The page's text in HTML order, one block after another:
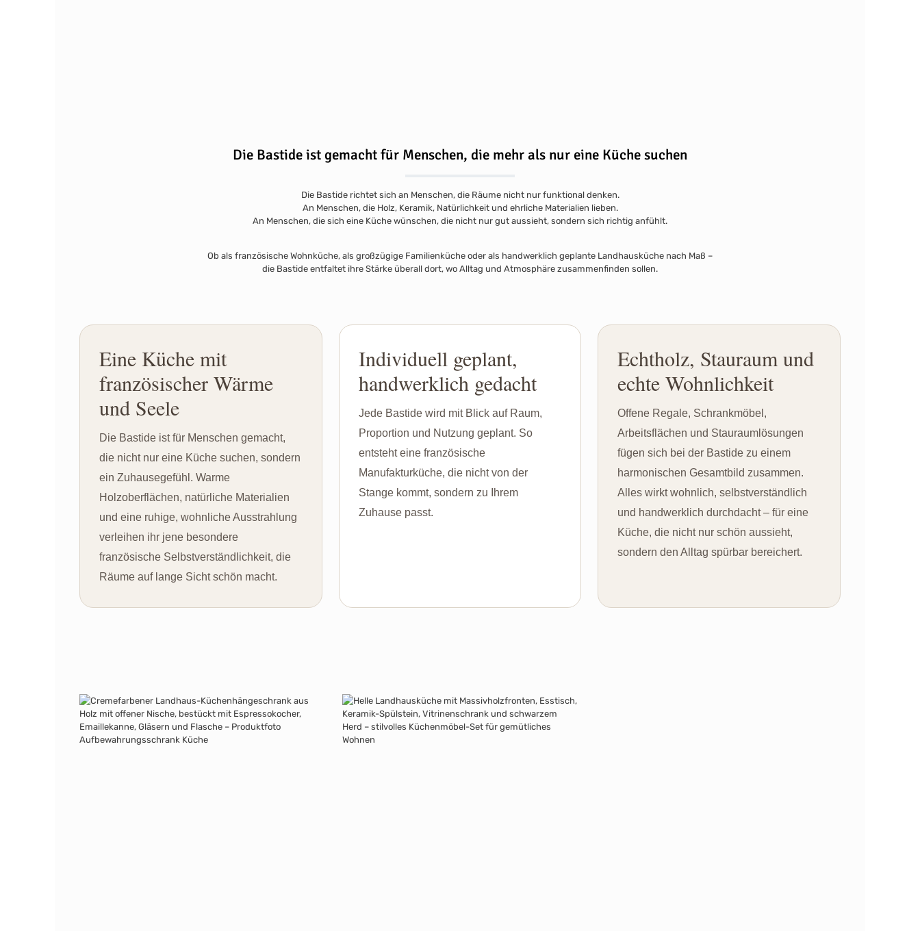
Die Bastide ist gemacht für Menschen, die mehr als nur eine Küche suchen
Die Bastide richtet sich an Menschen, die Räume nicht nur funktional denken.
An Menschen, die Holz, Keramik, Natürlichkeit und ehrliche Materialien lieben.
An Menschen, die sich eine Küche wünschen, die nicht nur gut aussieht, sondern sich richtig anfühlt.
Ob als französische Wohnküche, als großzügige Familienküche oder als handwerklich geplante Landhausküche nach Maß –
die Bastide entfaltet ihre Stärke überall dort, wo Alltag und Atmosphäre zusammenfinden sollen.
Eine Küche mit
französischer Wärme
und Seele
Die Bastide ist für Menschen gemacht,
die nicht nur eine Küche suchen, sondern
ein Zuhausegefühl. Warme
Holzoberflächen, natürliche Materialien
und eine ruhige, wohnliche Ausstrahlung
verleihen ihr jene besondere
französische Selbstverständlichkeit, die
Räume auf lange Sicht schön macht.
Individuell geplant,
handwerklich gedacht
Jede Bastide wird mit Blick auf Raum,
Proportion und Nutzung geplant. So
entsteht eine französische
Manufakturküche, die nicht von der
Stange kommt, sondern zu Ihrem
Zuhause passt.
Echtholz, Stauraum und
echte Wohnlichkeit
Offene Regale, Schrankmöbel,
Arbeitsflächen und Stauraumlösungen
fügen sich bei der Bastide zu einem
harmonischen Gesamtbild zusammen.
Alles wirkt wohnlich, selbstverständlich
und handwerklich durchdacht – für eine
Küche, die nicht nur schön aussieht,
sondern den Alltag spürbar bereichert.